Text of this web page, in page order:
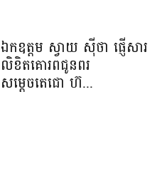
ឯកឧត្តម ស្វាយ ស៊ីថា ផ្ញើសារ
លិខិតគោរពជូនពរ
សម្ដេចតេជោ ហ៊...